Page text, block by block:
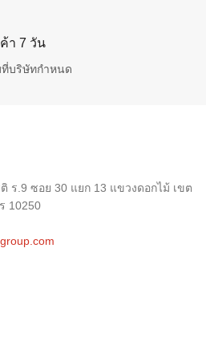
า 7 วัน
ที่บริษัทกำหนด
ร.9 ซอย 30 แยก 13 แขวงดอกไม้ เขต
10250